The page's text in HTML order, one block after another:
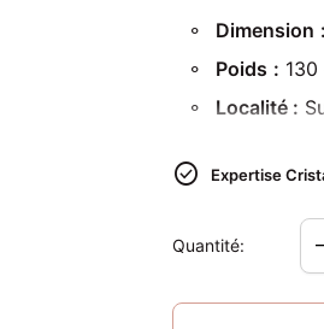
Dimension :
Poids :
Localité :
check_circle Expertise
Quantité: